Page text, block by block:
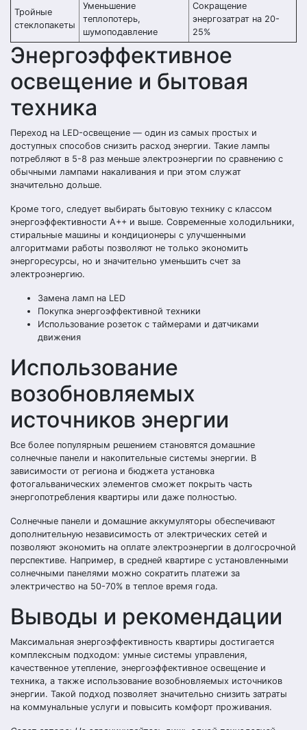
Тройные
стеклопакеты
Уменьшение
теплопотерь,
шумоподавление
Сокращение
энергозатрат на 20-
25%
Энергоэффективное
освещение и бытовая
техника
Переход на LED-освещение — один из самых простых и
доступных способов снизить расход энергии. Такие лампы
потребляют в 5-8 раз меньше электроэнергии по сравнению с
обычными лампами накаливания и при этом служат
значительно дольше.
Кроме того, следует выбирать бытовую технику с классом
энергоэффективности A++ и выше. Современные холодильники,
стиральные машины и кондиционеры с улучшенными
алгоритмами работы позволяют не только экономить
энергоресурсы, но и значительно уменьшить счет за
электроэнергию.
Замена ламп на LED
Покупка энергоэффективной техники
Использование розеток с таймерами и датчиками
движения
Использование
возобновляемых
источников энергии
Все более популярным решением становятся домашние
солнечные панели и накопительные системы энергии. В
зависимости от региона и бюджета установка
фотогальванических элементов сможет покрыть часть
энергопотребления квартиры или даже полностью.
Солнечные панели и домашние аккумуляторы обеспечивают
дополнительную независимость от электрических сетей и
позволяют экономить на оплате электроэнергии в долгосрочной
перспективе. Например, в средней квартире с установленными
солнечными панелями можно сократить платежи за
электричество на 50-70% в теплое время года.
Выводы и рекомендации
Максимальная энергоэффективность квартиры достигается
комплексным подходом: умные системы управления,
качественное утепление, энергоэффективное освещение и
техника, а также использование возобновляемых источников
энергии. Такой подход позволяет значительно снизить затраты
на коммунальные услуги и повысить комфорт проживания.